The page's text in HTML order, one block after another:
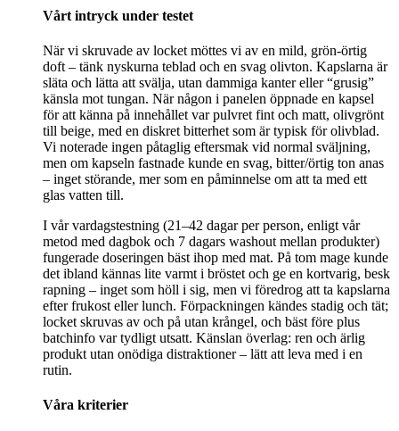
Vårt intryck under testet
När vi skruvade av locket möttes vi av en mild, grön-örtig
doft – tänk nyskurna teblad och en svag olivton. Kapslarna är
släta och lätta att svälja, utan dammiga kanter eller “grusig”
känsla mot tungan. När någon i panelen öppnade en kapsel
för att känna på innehållet var pulvret fint och matt, olivgrönt
till beige, med en diskret bitterhet som är typisk för olivblad.
Vi noterade ingen påtaglig eftersmak vid normal sväljning,
men om kapseln fastnade kunde en svag, bitter/örtig ton anas
– inget störande, mer som en påminnelse om att ta med ett
glas vatten till.
I vår vardagstestning (21–42 dagar per person, enligt vår
metod med dagbok och 7 dagars washout mellan produkter)
fungerade doseringen bäst ihop med mat. På tom mage kunde
det ibland kännas lite varmt i bröstet och ge en kortvarig, besk
rapning – inget som höll i sig, men vi föredrog att ta kapslarna
efter frukost eller lunch. Förpackningen kändes stadig och tät;
locket skruvas av och på utan krångel, och bäst före plus
batchinfo var tydligt utsatt. Känslan överlag: ren och ärlig
produkt utan onödiga distraktioner – lätt att leva med i en
rutin.
Våra kriterier